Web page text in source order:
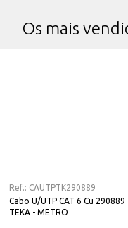
Os mais
Ref.: CAUTPTK290889
Cabo U/UTP CAT 6 Cu 290889
TEKA - METRO